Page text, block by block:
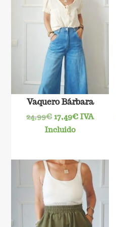
Vaquero Bárbara
24,99€ El
precio
24,99€.
17,49€El
17,49€.
IVA
Incluido